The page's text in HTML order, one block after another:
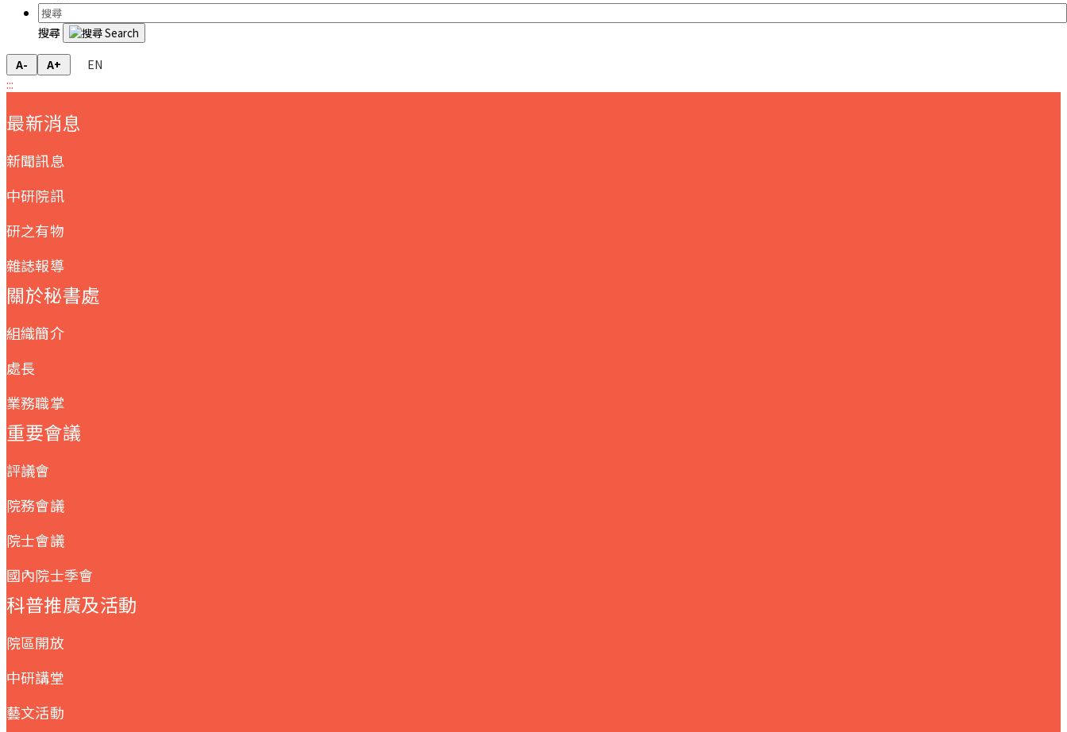
搜尋
A- A+
EN
:::
最新消息
新聞訊息
中研院訊
研之有物
雜誌報導
關於秘書處
組織簡介
處長
業務職掌
重要會議
評議會
院務會議
院士會議
國內院士季會
科普推廣及活動
院區開放
中研講堂
藝文活動